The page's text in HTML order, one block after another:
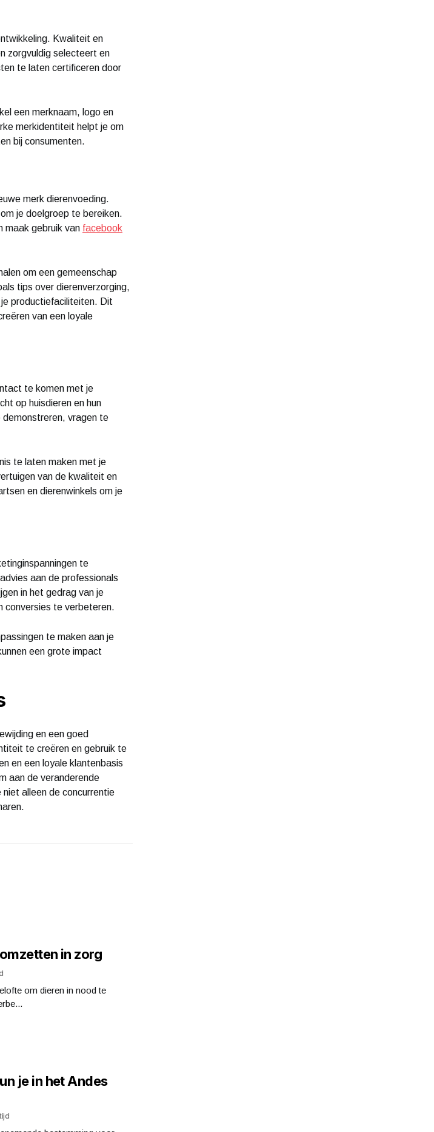
Kwaliteit en
zorgvuldig selecteert en
te laten certificeren door
een merknaam, logo en
merkidentiteit helpt je om
bij consumenten.
merk dierenvoeding.
je doelgroep te bereiken.
maak gebruik van facebook
om een gemeenschap
tips over dierenverzorging,
productiefaciliteiten. Dit
van een loyale
te komen met je
op huisdieren en hun
demonstreren, vragen te
te laten maken met je
van de kwaliteit en
en dierenwinkels om je
te
aan de professionals
in het gedrag van je
conversies te verbeteren.
te maken aan je
een grote impact
en een goed
te creëren en gebruik te
en een loyale klantenbasis
aan de veranderende
alleen de concurrentie
in zorg
om dieren in nood te
je in het Andes